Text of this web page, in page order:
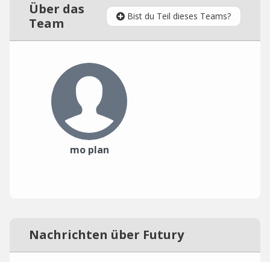
Über das
Team
Bist du Teil dieses Teams?
mo plan
Nachrichten über Futury